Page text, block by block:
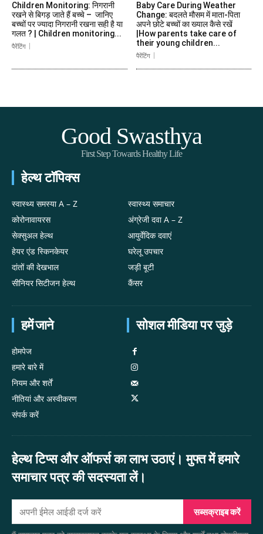
Children Monitoring: निगरानी
रखने से बिगड़ जाते हैं बच्चे – जानिए
बच्चों पर ज्यादा निगरानी रखना सही है या
गलत ? | Children monitoring...
पैरेंटिंग
Baby Care During Weather
Change: बदलते मौसम में माता-पिता
अपने छोटे बच्चों का ख्याल कैसे रखें
|How parents take care of
their young children...
पैरेंटिंग
Good Swasthya
First Step Towards Healthy Life
हेल्थ टॉपिक्स
स्वास्थ्य समस्या A – Z
कोरोनावायरस
सेक्सुअल हेल्थ
हेयर एंड स्किनकेयर
दांतों की देखभाल
सीनियर सिटीजन हेल्थ
स्वास्थ्य समाचार
अंग्रेजी दवा A – Z
आयुर्वेदिक दवाएं
घरेलू उपचार
जड़ी बूटी
कैंसर
हमें जाने
होमपेज
हमारे बारे में
नियम और शर्तें
नीतियां और अस्वीकरण
संपर्क करें
सोशल मीडिया पर जुड़े
हेल्थ टिप्स और ऑफर्स का लाभ उठाएं। मुफ्त में हमारे
समाचार पत्र की सदस्यता लें।
सब्सक्राइब करें